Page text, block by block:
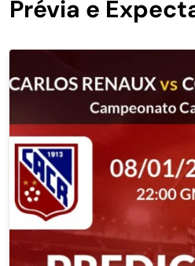
Prévia e